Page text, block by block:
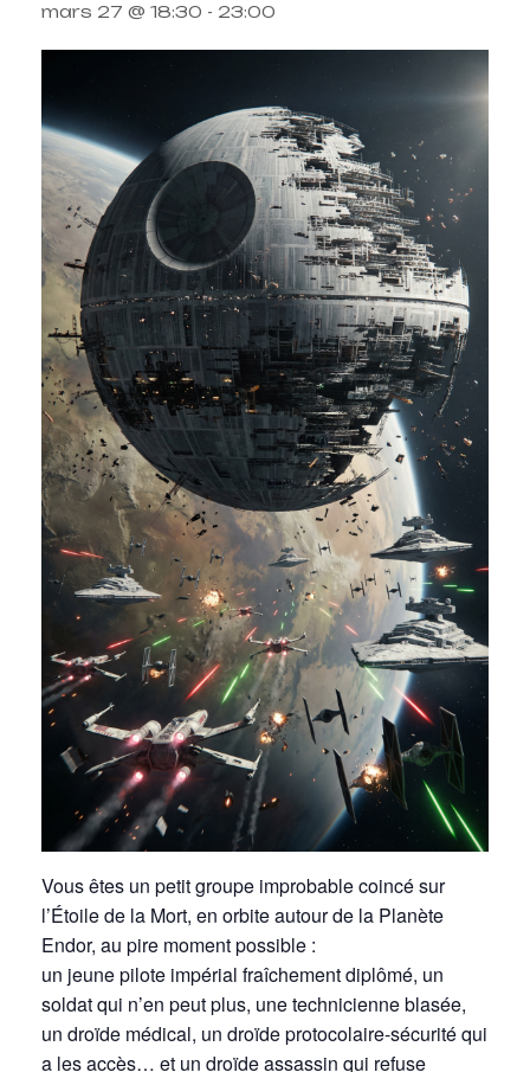
mars 27 @ 18:30 - 23:00
Vous êtes un petit groupe improbable coincé sur
l’Étoile de la Mort, en orbite autour de la Planète
Endor, au pire moment possible :
un jeune pilote impérial fraîchement diplômé, un
soldat qui n’en peut plus, une technicienne blasée,
un droïde médical, un droïde protocolaire-sécurité qui
a les accès… et un droïde assassin qui refuse